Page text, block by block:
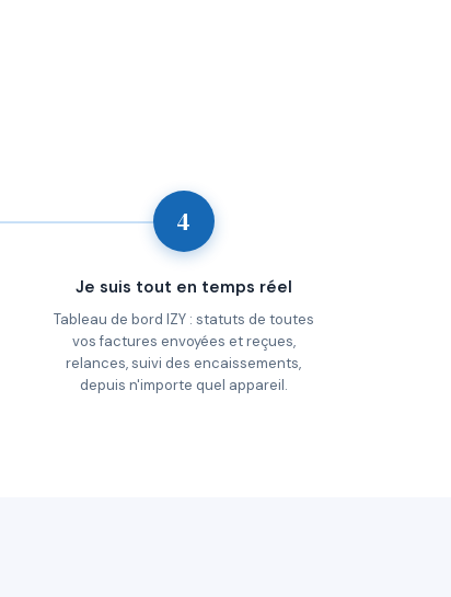
4
Je suis tout en temps réel
Tableau de bord IZY : statuts de toutes
vos factures envoyées et reçues,
relances, suivi des encaissements,
depuis n'importe quel appareil.